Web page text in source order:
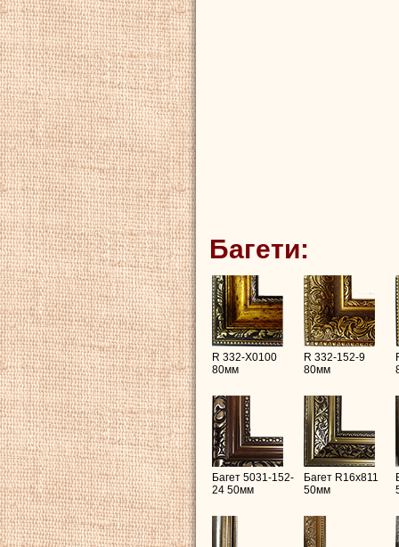
Багети:
R 332-X0100
80мм
R 332-152-9
80мм
Багет 5031-152-
24 50мм
Багет R16х811
50мм